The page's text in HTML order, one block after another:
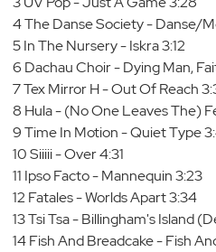
4 The Danse Society - Danse/
5 In The Nursery - Iskra 3:12
6 Dachau Choir - Dying Man,
7 Tex Mirror H - Out Of Reach
8 Hula - (No One Leaves The)
9 Time In Motion - Quiet Type
10 Siiiii - Over 4:31
11 Ipso Facto - Mannequin 3:23
12 Fatales - Worlds Apart 3:34
13 Tsi Tsa - Billingham's Island
14 Fish And Breadcake - Fish